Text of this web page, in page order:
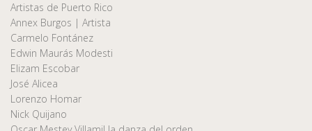
Artistas de Puerto Rico
Annex Burgos | Artista
Carmelo Fontánez
Edwin Maurás Modesti
Elizam Escobar
José Alicea
Lorenzo Homar
Nick Quijano